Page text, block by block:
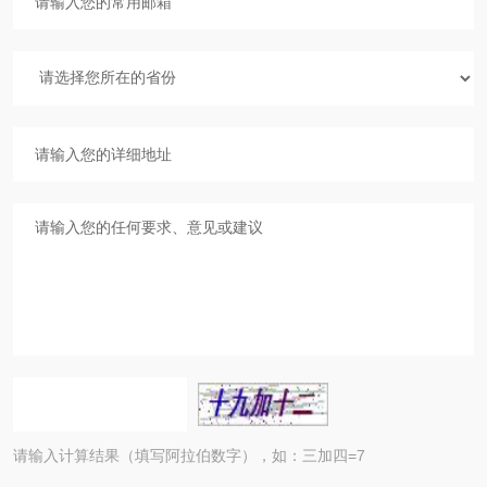
请输入计算结果（填写阿拉伯数字），如：三加四=7